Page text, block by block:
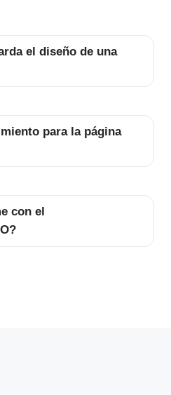
el diseño de una
para la página
con el